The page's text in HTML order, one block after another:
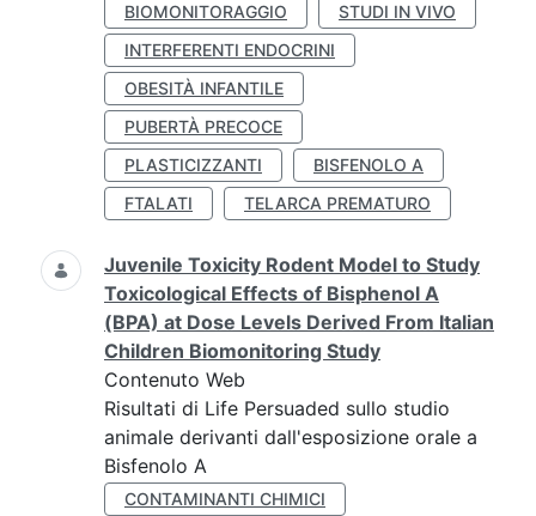
BIOMONITORAGGIO
STUDI IN VIVO
INTERFERENTI ENDOCRINI
OBESITÀ INFANTILE
PUBERTÀ PRECOCE
PLASTICIZZANTI
BISFENOLO A
FTALATI
TELARCA PREMATURO
Juvenile Toxicity Rodent Model to Study
Toxicological Effects of Bisphenol A
(BPA) at Dose Levels Derived From Italian
Children Biomonitoring Study
Contenuto Web
Risultati di Life Persuaded sullo studio
animale derivanti dall'esposizione orale a
Bisfenolo A
CONTAMINANTI CHIMICI